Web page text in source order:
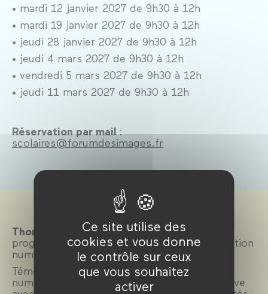
Ce site utilise des
cookies et vous donne
le contrôle sur ceux
que vous souhaitez
activer
• mardi 12 janvier 2027 de 9h30 à 12h
• mardi 19 janvier 2027 de 9h30 à 12h
• jeudi 28 janvier 2027 de 9h30 à 12h
• jeudi 4 mars 2027 de 9h30 à 12h
• vendredi 5 mars 2027 de 9h30 à 12h
• jeudi 11 mars 2027 de 9h30 à 12h
Réservation par mail:
scolaires@forumdesimages.fr
Thomas Scottoest formateur en
programmation à TUMO Paris, école de création
numérique au Forum des images.
Témoin engagé de l’évolution des outils
numériques depuis les années 1980, il observe